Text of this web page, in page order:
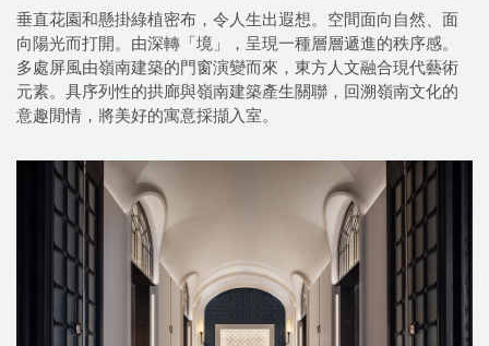
垂直花園和懸掛綠植密布，令人生出遐想。空間面向自然、面
向陽光而打開。由深轉「境」，呈現一種層層遞進的秩序感。
多處屏風由嶺南建築的門窗演變而來，東方人文融合現代藝術
元素。具序列性的拱廊與嶺南建築產生關聯，回溯嶺南文化的
意趣閒情，將美好的寓意採擷入室。